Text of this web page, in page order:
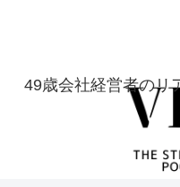
49歳会社経営者のリ